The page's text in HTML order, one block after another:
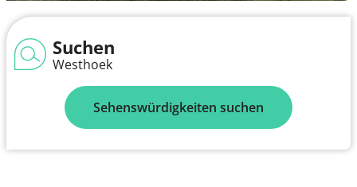
Suchen
Westhoek
Sehenswürdigkeiten suchen